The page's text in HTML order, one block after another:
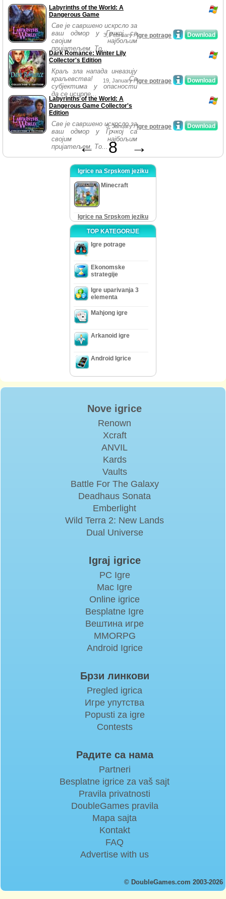
Labyrinths of the World: A
Dangerous Game
Све је савршено искрсло за
ваш одмор у Грчкој са
својим најбољим
пријатељем. То...
Download
3, February /Igre potrage
Dark Romance: Winter Lily
Collector's Edition
Краљ зла напада инвазију
краљевства! Са
субјектима у опасности
да се исцрпе...
Download
19, January /Igre potrage
Labyrinths of the World: A
Dangerous Game Collector's
Edition
Све је савршено искрсло за
ваш одмор у Грчкој са
својим најбољим
пријатељем. То...
Download
5, January /Igre potrage
← 8 →
Igrice na Srpskom jeziku
Minecraft
Igrice na Srpskom jeziku
TOP KATEGORIJE
Igre potrage
Ekonomske
strategije
Igre uparivanja 3
elementa
Mahjong igre
Arkanoid igre
Android Igrice
Nove igrice
Renown
Xcraft
ANVIL
Kards
Vaults
Battle For The Galaxy
Deadhaus Sonata
Emberlight
Wild Terra 2: New Lands
Dual Universe
Igraj igrice
PC Igre
Mac Igre
Online igrice
Besplatne Igre
Вештина игре
MMORPG
Android Igrice
Брзи линкови
Pregled igrica
Игре упутства
Popusti za igre
Contests
Радите са нама
Partneri
Besplatne igrice za vaš sajt
Pravila privatnosti
DoubleGames pravila
Mapa sajta
Kontakt
FAQ
Advertise with us
© DoubleGames.com 2003-2026